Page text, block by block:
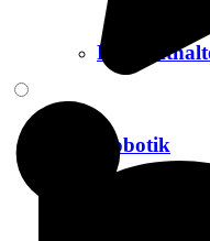
Robotik